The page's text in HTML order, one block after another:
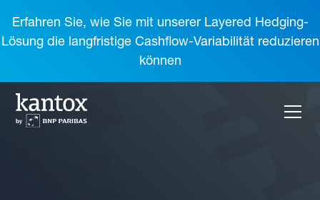
Erfahren Sie, wie Sie mit unserer Layered Hedging-
Lösung die langfristige Cashflow-Variabilität reduzieren
können